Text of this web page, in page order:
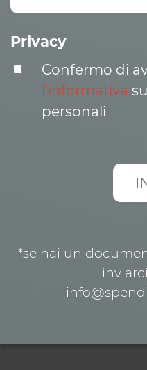
Privacy
Confermo di
l’informativa
personali
*se hai un